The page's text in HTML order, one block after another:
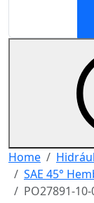
Home
SAE 45°
PO27891-